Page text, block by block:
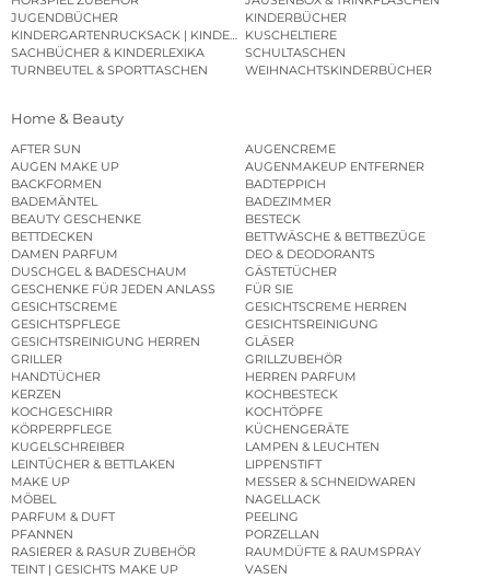
JUGENDBÜCHER
KINDERBÜCHER
KINDERGARTENRUCKSACK | KINDERGARTENBEUTEL
KUSCHELTIERE
SACHBÜCHER & KINDERLEXIKA
SCHULTASCHEN
TURNBEUTEL & SPORTTASCHEN
WEIHNACHTSKINDERBÜCHER
Home & Beauty
AFTER SUN
AUGENCREME
AUGEN MAKE UP
AUGENMAKEUP ENTFERNER
BACKFORMEN
BADTEPPICH
BADEMÄNTEL
BADEZIMMER
BEAUTY GESCHENKE
BESTECK
BETTDECKEN
BETTWÄSCHE & BETTBEZÜGE
DAMEN PARFUM
DEO & DEODORANTS
DUSCHGEL & BADESCHAUM
GÄSTETÜCHER
GESCHENKE FÜR JEDEN ANLASS
FÜR SIE
GESICHTSCREME
GESICHTSCREME HERREN
GESICHTSPFLEGE
GESICHTSREINIGUNG
GESICHTSREINIGUNG HERREN
GLÄSER
GRILLER
GRILLZUBEHÖR
HANDTÜCHER
HERREN PARFUM
KERZEN
KOCHBESTECK
KOCHGESCHIRR
KOCHTÖPFE
KÖRPERPFLEGE
KÜCHENGERÄTE
KUGELSCHREIBER
LAMPEN & LEUCHTEN
LEINTÜCHER & BETTLAKEN
LIPPENSTIFT
MAKE UP
MESSER & SCHNEIDWAREN
MÖBEL
NAGELLACK
PARFUM & DUFT
PEELING
PFANNEN
PORZELLAN
RASIERER & RASUR ZUBEHÖR
RAUMDÜFTE & RAUMSPRAY
TEINT | GESICHTS MAKE UP
VASEN